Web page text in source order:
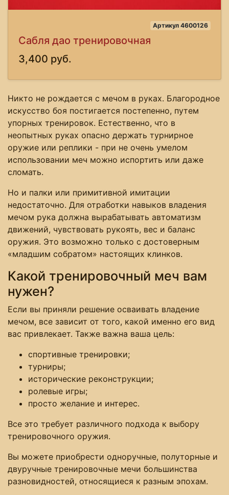
Артикул 4600126
Сабля дао тренировочная
3,400 руб.
Никто не рождается с мечом в руках. Благородное
искусство боя постигается постепенно, путем
упорных тренировок. Естественно, что в
неопытных руках опасно держать турнирное
оружие или реплики - при не очень умелом
использовании меч можно испортить или даже
сломать.
Но и палки или примитивной имитации
недостаточно. Для отработки навыков владения
мечом рука должна вырабатывать автоматизм
движений, чувствовать рукоять, вес и баланс
оружия. Это возможно только с достоверным
«младшим собратом» настоящих клинков.
Какой тренировочный меч вам
нужен?
Если вы приняли решение осваивать владение
мечом, все зависит от того, какой именно его вид
вас привлекает. Также важна ваша цель:
спортивные тренировки;
турниры;
исторические реконструкции;
ролевые игры;
просто желание и интерес.
Все это требует различного подхода к выбору
тренировочного оружия.
Вы можете приобрести одноручные, полуторные и
двуручные тренировочные мечи большинства
разновидностей, относящиеся к разным эпохам.